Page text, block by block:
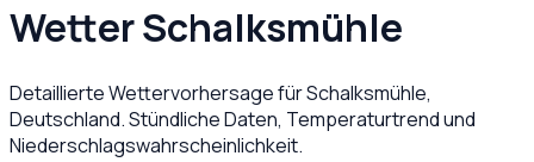
WetterSchalksmühle
Detaillierte Wettervorhersage fürSchalksmühle,
Deutschland. Stündliche Daten, Temperaturtrend und
Niederschlagswahrscheinlichkeit.